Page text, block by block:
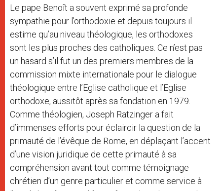
Le pape Benoît a souvent exprimé sa profonde
sympathie pour l’orthodoxie et depuis toujours il
estime qu’au niveau théologique, les orthodoxes
sont les plus proches des catholiques. Ce n’est pas
un hasard s’il fut un des premiers membres de la
commission mixte internationale pour le dialogue
théologique entre l’Eglise catholique et l’Eglise
orthodoxe, aussitôt après sa fondation en 1979.
Comme théologien, Joseph Ratzinger a fait
d’immenses efforts pour éclaircir la question de la
primauté de l’évêque de Rome, en déplaçant l’accent
d’une vision juridique de cette primauté à sa
compréhension avant tout comme témoignage
chrétien d’un genre particulier et comme service à